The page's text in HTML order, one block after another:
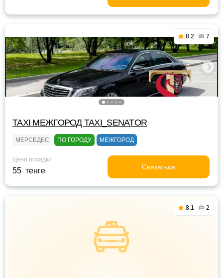
8.2 7
TAXI МЕЖГОРОД TAXI_SENATOR
МЕРСЕДЕС ПО ГОРОДУ МЕЖГОРОД
Цена посадки
55 тенге Связаться
8.1 2